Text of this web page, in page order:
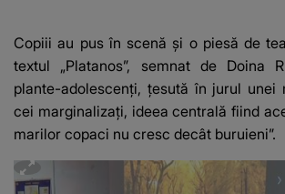
e ciudă că..."
Copiii au pus în scenă și o piesă de
textul „Platanos”, semnat de Doina
plante-adolescenți, țesută în jurul unei
cei marginalizați, ideea centrală fiind
marilor copaci nu cresc decât buruieni”.